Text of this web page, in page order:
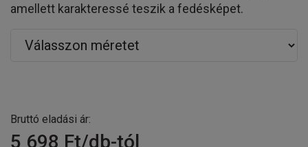
amellett karakteressé teszik a fedésképet.
Bruttó eladási ár:
5 698 Ft/db-tól